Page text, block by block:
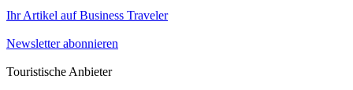
Ihr Artikel auf Business Traveler
Newsletter abonnieren
Touristische Anbieter